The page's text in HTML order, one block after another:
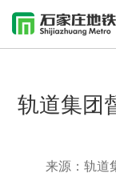
轨道集团
来源：轨道